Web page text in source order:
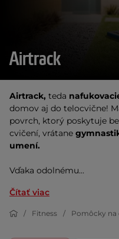
Airtrack
Airtrack, teda
domov aj do telocvične!
povrch, ktorý poskytuje
cvičení, vrátane
umení.
Vďaka odolnému...
Čítať viac
Fitness Pomôcky na